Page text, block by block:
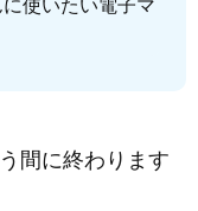
使いたい電子マ
間に終わります